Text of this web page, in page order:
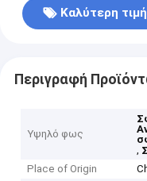
Καλύτερη τιμή
Περιγραφή
Υψηλό φως
,
Place of Origin